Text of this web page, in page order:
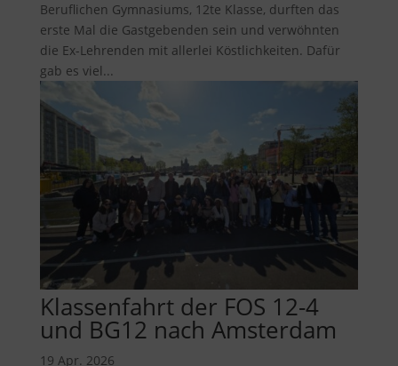
Beruflichen Gymnasiums, 12te Klasse, durften das
erste Mal die Gastgebenden sein und verwöhnten
die Ex-Lehrenden mit allerlei Köstlichkeiten. Dafür
gab es viel...
Klassenfahrt der FOS 12-4
und BG12 nach Amsterdam
19 Apr. 2026